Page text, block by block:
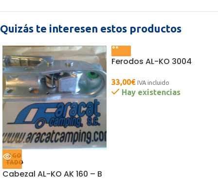
Quizás te interesen estos productos
AGO
TADO
Cabezal AL-KO AK 160 – B
Ferodos AL-KO 3004
33,00€ IVA incluido
Hay existencias